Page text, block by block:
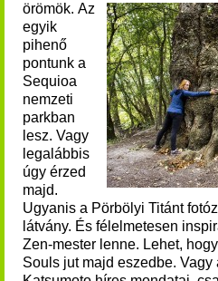
örömök. Az
egyik
pihenő
pontunk a
Sequioa
nemzeti
parkban
lesz. Vagy
legalábbis
úgy érzed
majd.
Ugyanis a Pörbölyi Titánt
látvány. És félelmetesen
Zen-mester lenne. Lehet,
Souls jut majd eszedbe. Vagy